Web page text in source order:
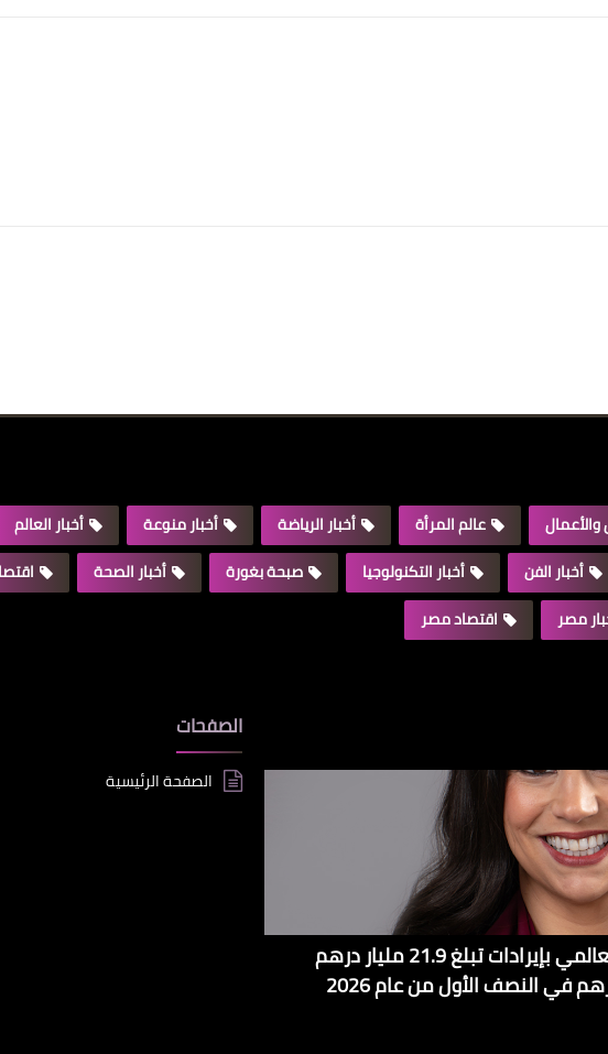
والأعمال عالم المرأة أخبار الرياضة أخبار منوعة أخبار العالم
أخبار الفن أخبار التكنولوجيا صبحة بغورة أخبار الصحة
مصر اقتصاد مصر
مجموعة 2 بوينت زيرو تعزز حضورها العالمي بإيرادات تبلغ 21.9 مليار درهم
الصفحات
الصفحة الرئيسية